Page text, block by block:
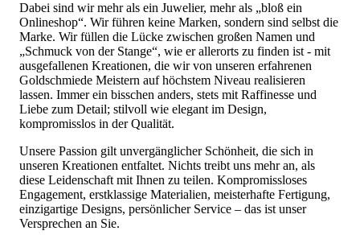
Dabei sind wir mehr als ein Juwelier, mehr als „bloß ein
Onlineshop“. Wir führen keine Marken, sondern sind selbst die
Marke. Wir füllen die Lücke zwischen großen Namen und
„Schmuck von der Stange“, wie er allerorts zu finden ist - mit
ausgefallenen Kreationen, die wir von unseren erfahrenen
Goldschmiede Meistern auf höchstem Niveau realisieren
lassen. Immer ein bisschen anders, stets mit Raffinesse und
Liebe zum Detail; stilvoll wie elegant im Design,
kompromisslos in der Qualität.
Unsere Passion gilt unvergänglicher Schönheit, die sich in
unseren Kreationen entfaltet. Nichts treibt uns mehr an, als
diese Leidenschaft mit Ihnen zu teilen. Kompromissloses
Engagement, erstklassige Materialien, meisterhafte Fertigung,
einzigartige Designs, persönlicher Service – das ist unser
Versprechen an Sie.